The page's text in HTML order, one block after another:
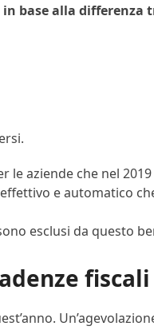
in base alla differenza
le aziende che nel
e automatico
esclusi da questo
fiscali